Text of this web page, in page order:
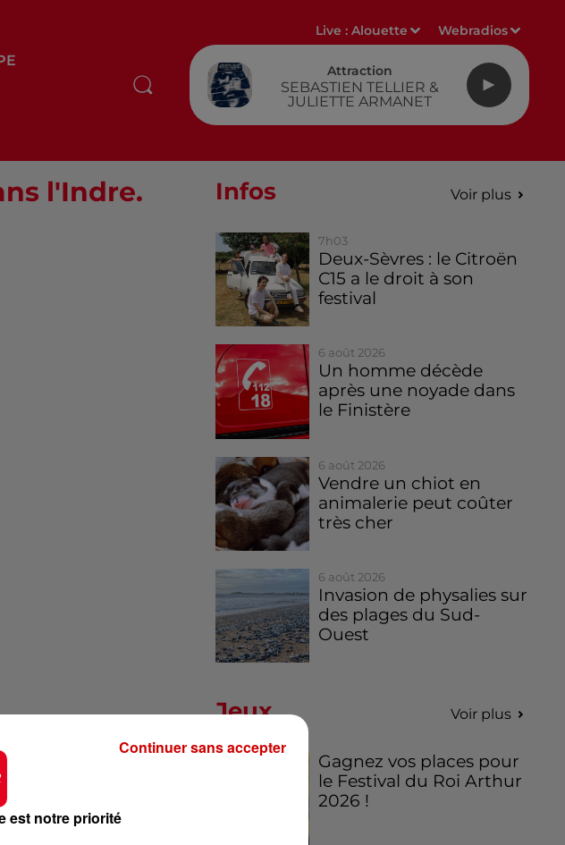
Live :Alouette Webradios
Attraction
SEBASTIEN TELLIER &
JULIETTE ARMANET
l'Indre. Infos Voir plus
7h03
Deux-Sèvres : le Citroën
C15 a le droit à son
festival
6 août 2026
Un homme décède
après une noyade dans
le Finistère
6 août 2026
Vendre un chiot en
animalerie peut coûter
très cher
6 août 2026
Invasion de physalies sur
des plages du Sud-
Ouest
Jeux Voir plus
Gagnez vos places pour
le Festival du Roi Arthur
2026 !
est notre priorité
Continuer sans accepter